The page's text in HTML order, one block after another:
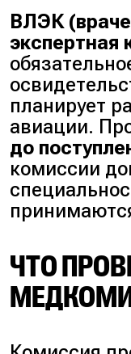
ВЛЭК
экспертная
планирует
авиации.
до
комиссии
ЧТО